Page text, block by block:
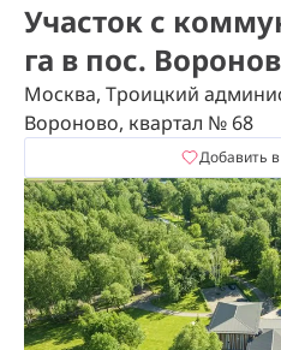
Участок с
га в пос.
Москва, Троицкий
Вороново, квартал № 68
Добавить